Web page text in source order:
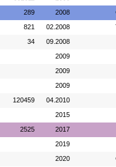
289 2008
821 02.2008
34 09.2008
2009
2009
2009
120459 04.2010
2015
2525 2017
2019
2020